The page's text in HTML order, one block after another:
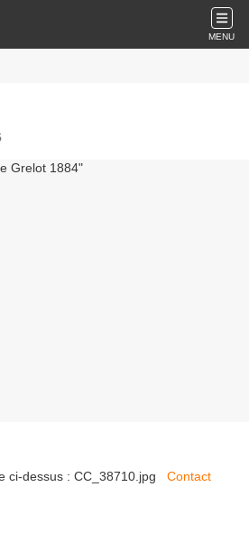
MENU
ci-dessus : CC_38710.jpg Contact